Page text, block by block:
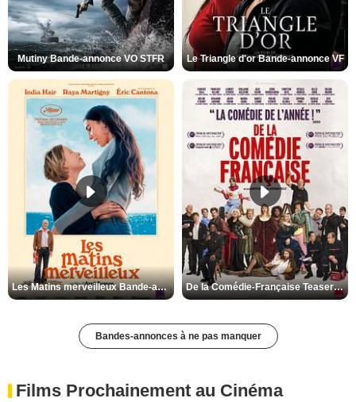
Mutiny Bande-annonce VO STFR Le Triangle d'or Bande-annonce VF
Les Matins merveilleux Bande-annonce VF De la Comédie-Française Teaser VF
Bandes-annonces à ne pas manquer
Films Prochainement au Cinéma